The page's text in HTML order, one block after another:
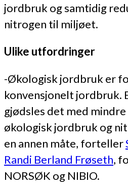
jordbruk og samtidig
nitrogen til miljøet.
Ulike utfordringer
-Økologisk jordbruk er
konvensjonelt jordbruk.
gjødsles det med
økologisk jordbruk og
en annen måte, forteller
Randi Berland Frøseth,
NORSØK og NIBIO.